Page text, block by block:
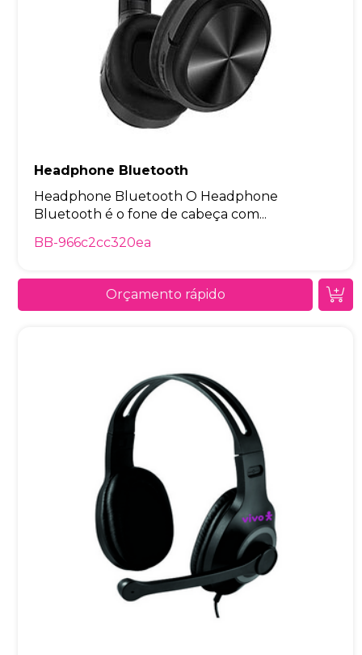
Headphone Bluetooth
Headphone Bluetooth O Headphone
Bluetooth é o fone de cabeça com...
BB-966c2cc320ea
Orçamento rápido